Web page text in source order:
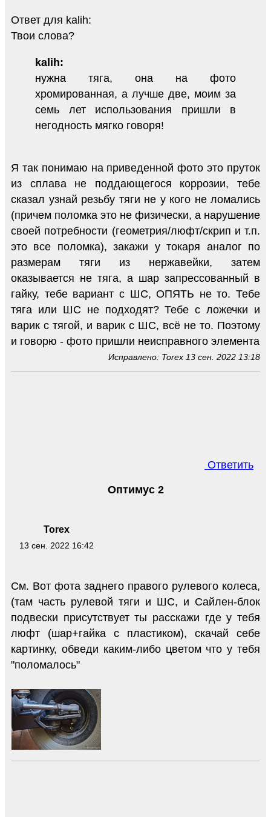
Ответ для kalih:
Твои слова?
kalih:
нужна тяга, она на фото
хромированная, а лучше две, моим за
семь лет использования пришли в
негодность мягко говоря!
Я так понимаю на приведенной фото это пруток
из сплава не поддающегося коррозии, тебе
сказал узнай резьбу тяги не у кого не ломались
(причем поломка это не физически, а нарушение
своей потребности (геометрия/люфт/скрип и т.п.
это все поломка), закажи у токаря аналог по
размерам тяги из нержавейки, затем
оказывается не тяга, а шар запрессованный в
гайку, тебе вариант с ШС, ОПЯТЬ не то. Тебе
тяга или ШС не подходят? Тебе с ложечки и
варик с тягой, и варик с ШС, всё не то. Поэтому
и говорю - фото пришли неисправного элемента
Исправлено: Torex 13 сен. 2022 13:18
Ответить
Torex
13 сен. 2022 16:42
Оптимус 2
См. Вот фота заднего правого рулевого колеса,
(там часть рулевой тяги и ШС, и Сайлен-блок
подвески присутствует ты расскажи где у тебя
люфт (шар+гайка с пластиком), скачай себе
картинку, обведи каким-либо цветом что у тебя
"поломалось"